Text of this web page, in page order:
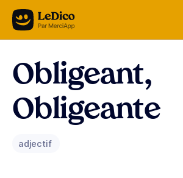
Aller au contenu
Obligeant,
Obligeante
adjectif